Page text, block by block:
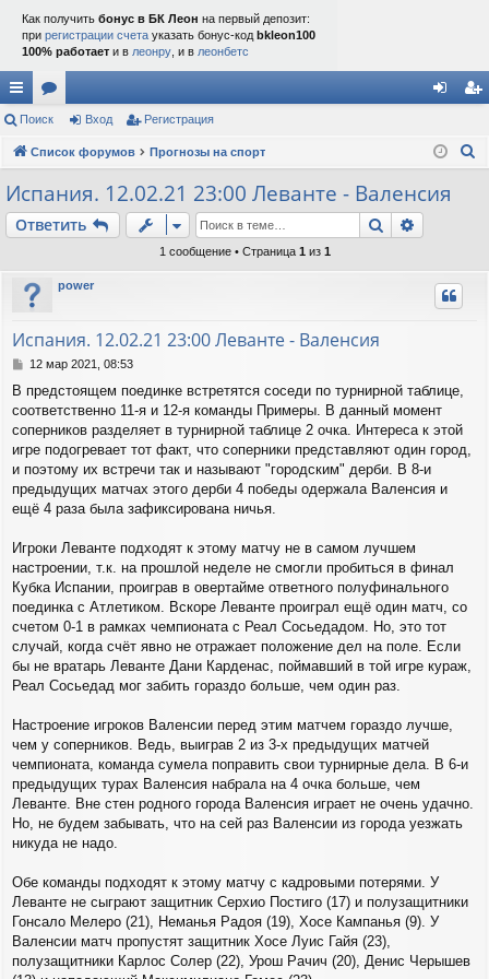
Как получить бонус в БК Леон на первый депозит:
при регистрации счета указать бонус-код bkleon100
100% работает и в леонру , и в леонбетс
с
ы
лк
ор
ум д ис
Поиск Вход Регистрация
Список форумов Прогнозы на спорт
Испания. 12.02.21 23:00 Леванте - Валенсия
Ответить Поиск
1 сообщение • Страница 1 из 1
power
Испания. 12.02.21 23:00 Леванте - Валенсия
С
о
б
щ
е
н
и
е
12 мар 2021, 08:53
В предстоящем поединке встретятся соседи по турнирной таблице,
соответственно 11-я и 12-я команды Примеры. В данный момент
соперников разделяет в турнирной таблице 2 очка. Интереса к этой
игре подогревает тот факт, что соперники представляют один город,
и поэтому их встречи так и называют "городским" дерби. В 8-и
предыдущих матчах этого дерби 4 победы одержала Валенсия и
ещё 4 раза была зафиксирована ничья.
Игроки Леванте подходят к этому матчу не в самом лучшем
настроении, т.к. на прошлой неделе не смогли пробиться в финал
Кубка Испании, проиграв в овертайме ответного полуфинального
поединка с Атлетиком. Вскоре Леванте проиграл ещё один матч, со
счетом 0-1 в рамках чемпионата с Реал Сосьедадом. Но, это тот
случай, когда счёт явно не отражает положение дел на поле. Если
бы не вратарь Леванте Дани Карденас, поймавший в той игре кураж,
Реал Сосьедад мог забить гораздо больше, чем один раз.
Настроение игроков Валенсии перед этим матчем гораздо лучше,
чем у соперников. Ведь, выиграв 2 из 3-х предыдущих матчей
чемпионата, команда сумела поправить свои турнирные дела. В 6-и
предыдущих турах Валенсия набрала на 4 очка больше, чем
Леванте. Вне стен родного города Валенсия играет не очень удачно.
Но, не будем забывать, что на сей раз Валенсии из города уезжать
никуда не надо.
Обе команды подходят к этому матчу с кадровыми потерями. У
Леванте не сыграют защитник Серхио Постиго (17) и полузащитники
Гонсало Мелеро (21), Неманья Радоя (19), Хосе Кампанья (9). У
Валенсии матч пропустят защитник Хосе Луис Гайя (23),
полузащитники Карлос Солер (22), Урош Рачич (20), Денис Черышев